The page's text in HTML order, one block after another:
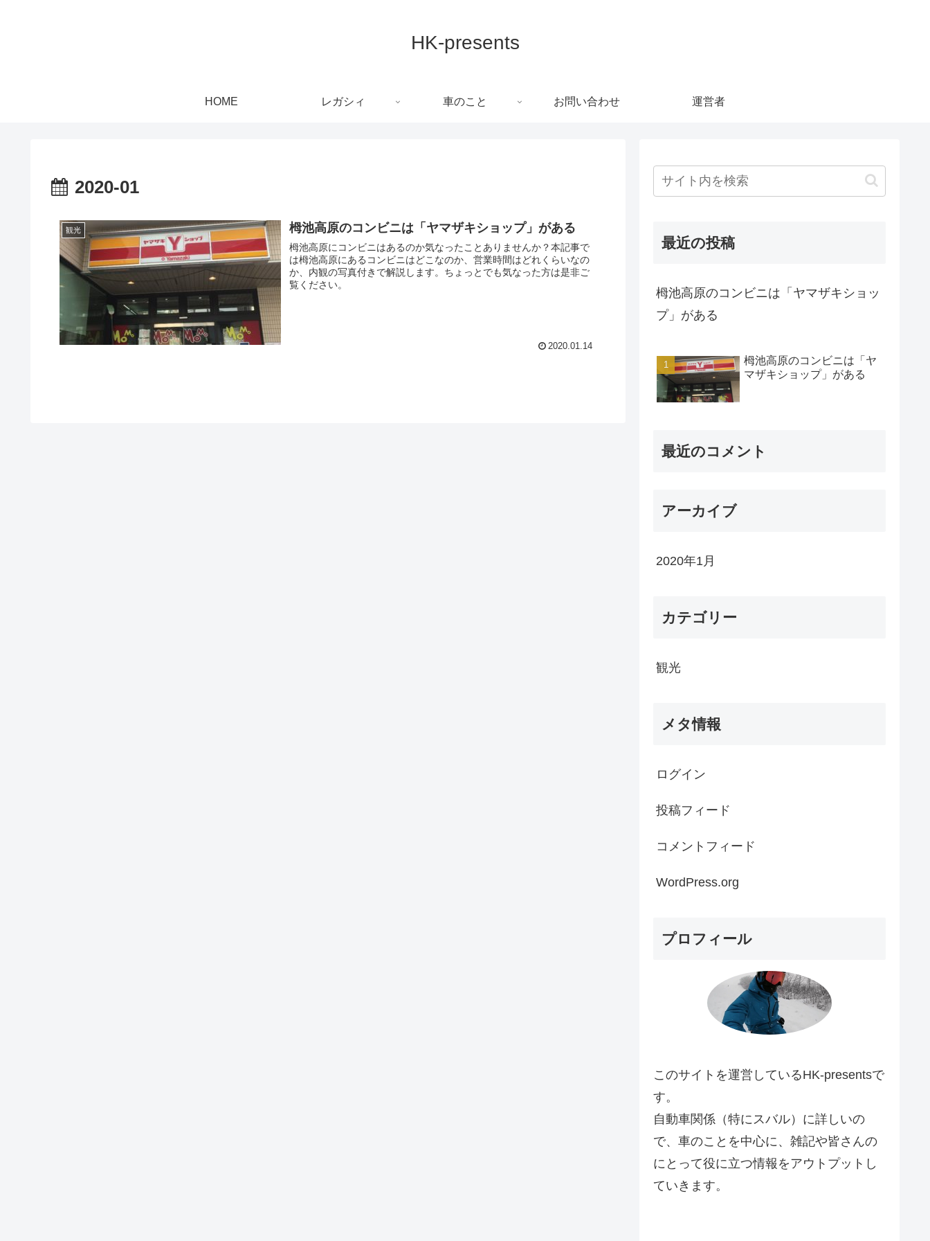
HK-presents
HOME レガシィ 車のこと お問い合わせ 運営者
2020-01
観光 栂池高原のコンビニは「ヤマザキショップ」がある
栂池高原にコンビニはあるのか気なったことありませんか？本記事で
は栂池高原にあるコンビニはどこなのか、営業時間はどれくらいなの
か、内観の写真付きで解説します。ちょっとでも気なった方は是非ご
覧ください。
2020.01.14
最近の投稿
栂池高原のコンビニは「ヤマザキショッ
プ」がある
栂池高原のコンビニは「ヤ
マザキショップ」がある
最近のコメント
アーカイブ
2020年1月
カテゴリー
観光
メタ情報
ログイン
投稿フィード
コメントフィード
WordPress.org
プロフィール
このサイトを運営しているHK-presentsで
す。
自動車関係（特にスバル）に詳しいの
で、車のことを中心に、雑記や皆さんの
にとって役に立つ情報をアウトプットし
ていきます。